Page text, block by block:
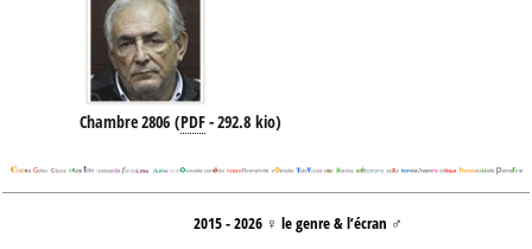
Chambre 2806 (PDF-292.8 kio)
2015 - 2026 ♀ le genre & l’écran ♂